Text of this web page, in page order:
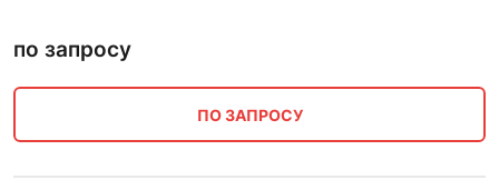
по запросу
ПО ЗАПРОСУ